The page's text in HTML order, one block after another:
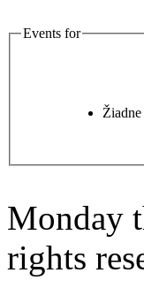
Events for
Monday
rights